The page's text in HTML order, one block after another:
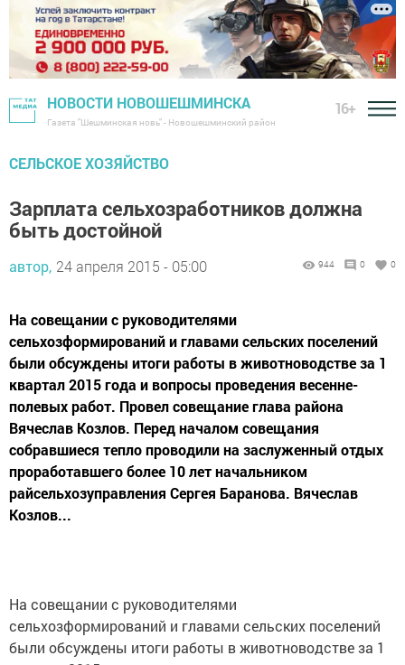
НОВОСТИ НОВОШЕШМИНСКА
Газета "Шешминская новь" - Новошешминский район
16+
СЕЛЬСКОЕ ХОЗЯЙСТВО
Зарплата сельхозработников должна
быть достойной
автор, 24 апреля 2015 - 05:00 944 0 0
На совещании с руководителями
сельхозформирований и главами сельских поселений
были обсуждены итоги работы в животноводстве за 1
квартал 2015 года и вопросы проведения весенне-
полевых работ. Провел совещание глава района
Вячеслав Козлов. Перед началом совещания
собравшиеся тепло проводили на заслуженный отдых
проработавшего более 10 лет начальником
райсельхозуправления Сергея Баранова. Вячеслав
Козлов...
На совещании с руководителями
сельхозформирований и главами сельских поселений
были обсуждены итоги работы в животноводстве за 1